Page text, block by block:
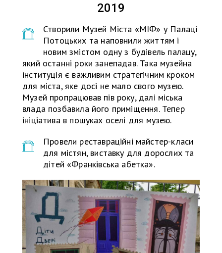
2019
Створили Музей Міста «МІФ» у Палаці
Потоцьких та наповнили життям і
новим змістом одну з будівель палацу,
який останні роки занепадав. Така музейна
інституція є важливим стратегічним кроком
для міста, яке досі не мало свого музею.
Музей пропрацював пів року, далі міська
влада позбавила його приміщення. Тепер
ініціатива в пошуках оселі для музею.
Провели реставраційні майстер-класи
для містян, виставку для дорослих та
дітей «Франківська абетка».